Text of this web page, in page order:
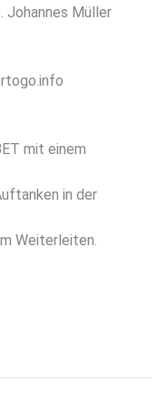
Johannes Müller
mit einem
in der
Weiterleiten.